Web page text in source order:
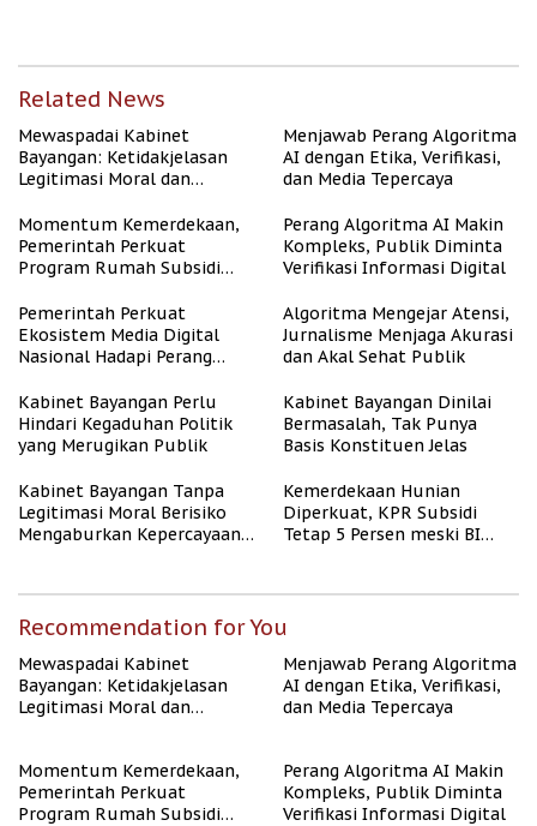
Related News
Mewaspadai Kabinet
Bayangan: Ketidakjelasan
Legitimasi Moral dan
Menjawab Perang Algoritma
AI dengan Etika, Verifikasi,
dan Media Tepercaya
Momentum Kemerdekaan,
Pemerintah Perkuat
Program Rumah Subsidi
Berpenghasilan Rendah
Perang Algoritma AI Makin
Kompleks, Publik Diminta
Verifikasi Informasi Digital
Pemerintah Perkuat
Ekosistem Media Digital
Nasional Hadapi Perang
Algoritma Mengejar Atensi,
Jurnalisme Menjaga Akurasi
dan Akal Sehat Publik
Kabinet Bayangan Perlu
Hindari Kegaduhan Politik
yang Merugikan Publik
Kabinet Bayangan Dinilai
Bermasalah, Tak Punya
Basis Konstituen Jelas
Kabinet Bayangan Tanpa
Legitimasi Moral Berisiko
Mengaburkan Kepercayaan
Kemerdekaan Hunian
Diperkuat, KPR Subsidi
Tetap 5 Persen meski BI
Recommendation for You
Mewaspadai Kabinet
Bayangan: Ketidakjelasan
Legitimasi Moral dan
Menjawab Perang Algoritma
AI dengan Etika, Verifikasi,
dan Media Tepercaya
Momentum Kemerdekaan,
Pemerintah Perkuat
Program Rumah Subsidi
Perang Algoritma AI Makin
Kompleks, Publik Diminta
Verifikasi Informasi Digital